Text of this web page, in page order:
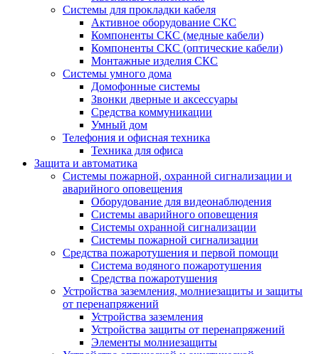
Системы для прокладки кабеля
Активное оборудование СКС
Компоненты СКС (медные кабели)
Компоненты СКС (оптические кабели)
Монтажные изделия СКС
Системы умного дома
Домофонные системы
Звонки дверные и аксессуары
Средства коммуникации
Умный дом
Телефония и офисная техника
Техника для офиса
Защита и автоматика
Системы пожарной, охранной сигнализации и
аварийного оповещения
Оборудование для видеонаблюдения
Системы аварийного оповещения
Системы охранной сигнализации
Системы пожарной сигнализации
Средства пожаротушения и первой помощи
Система водяного пожаротушения
Средства пожаротушения
Устройства заземления, молниезащиты и защиты
от перенапряжений
Устройства заземления
Устройства защиты от перенапряжений
Элементы молниезащиты